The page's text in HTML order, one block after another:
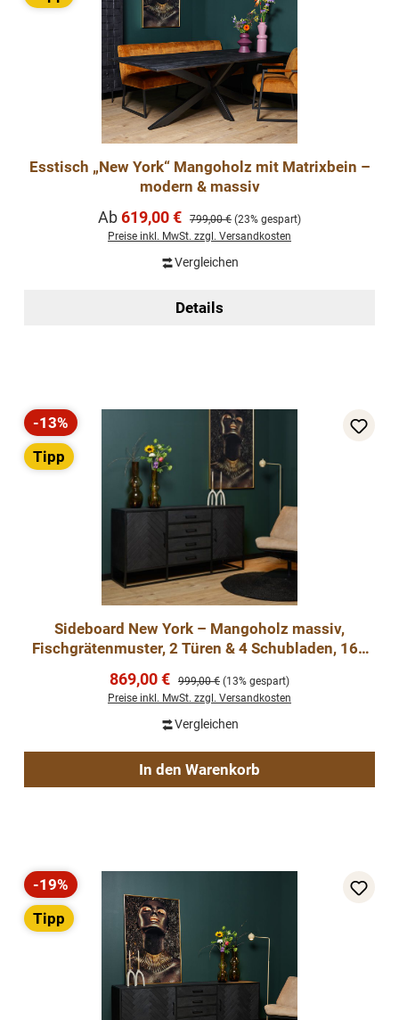
Esstisch „New York“ Mangoholz mit Matrixbein –
modern & massiv
Verkaufspreis:
Ab619,00 € Regulärer Preis:
799,00 € (23% gespart)
Preise inkl. MwSt. zzgl. Versandkosten
Vergleichen
Details
Rabatt
-13%
Tipp
Sideboard New York – Mangoholz massiv,
Fischgrätenmuster, 2 Türen & 4 Schubladen, 165
Verkaufspreis:
869,00 € Regulärer Preis:
999,00 € (13% gespart)
Preise inkl. MwSt. zzgl. Versandkosten
Vergleichen
In den Warenkorb
Rabatt
-19%
Tipp